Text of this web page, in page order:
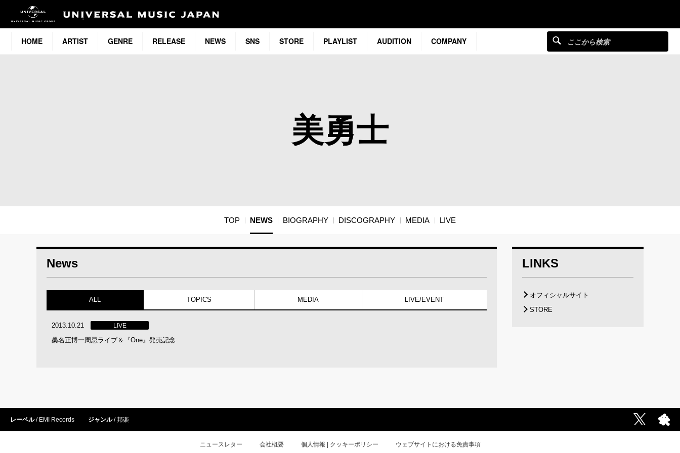
HOME ARTIST GENRE RELEASE NEWS SNS STORE PLAYLIST AUDITION COMPANY
美勇士
TOP NEWS BIOGRAPHY DISCOGRAPHY MEDIA LIVE
News
ALL TOPICS MEDIA LIVE/EVENT
2013.10.21 LIVE
桑名正博一周忌ライブ＆『One』発売記念
LINKS
オフィシャルサイト
STORE
レーベル EMI Records ジャンル 邦楽
ニュースレター 会社概要 個人情報 | クッキーポリシー ウェブサイトにおける免責事項